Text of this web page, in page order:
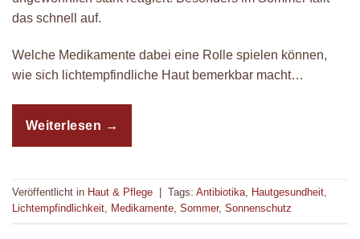
das schnell auf.
Welche Medikamente dabei eine Rolle spielen können,
wie sich lichtempfindliche Haut bemerkbar macht…
Weiterlesen →
Veröffentlicht in Haut & Pflege Tags: Antibiotika, Hautgesundheit,
Lichtempfindlichkeit, Medikamente, Sommer, Sonnenschutz